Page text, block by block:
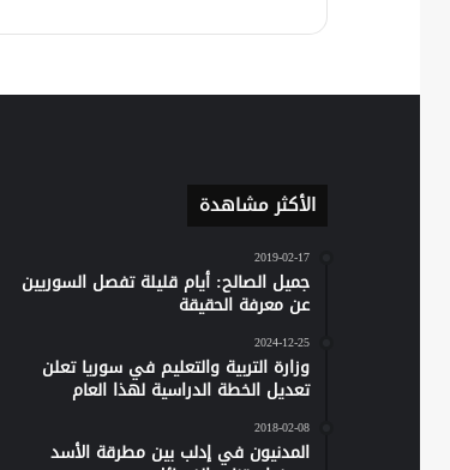
الأكثر مشاهدة
2019-02-17
جميل الصالح: أيام قليلة تفصل السوريين
عن معرفة الحقيقة
2024-12-25
وزارة التربية والتعليم في سوريا تعلن
تعديل الخطة الدراسية لهذا العام
2018-02-08
المدنيون في إدلب بين مطرقة الأسد